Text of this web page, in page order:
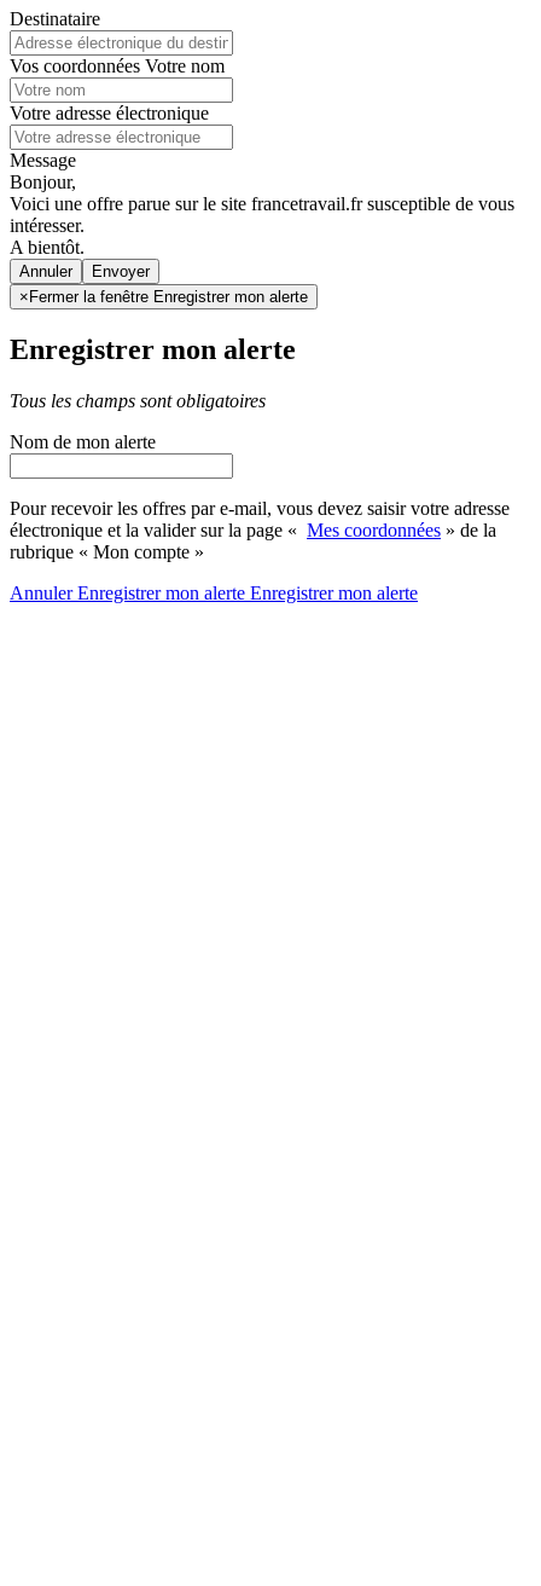
Destinataire
Vos coordonnées Votre nom
Votre adresse électronique
Message
Bonjour,
Voici une offre parue sur le site francetravail.fr susceptible de vous
intéresser.
A bientôt.
Annuler
× Fermer la fenêtre Enregistrer mon alerte
Enregistrer mon alerte
Tous les champs sont obligatoires
Nom de mon alerte
Pour recevoir les offres par e-mail, vous devez saisir votre adresse
électronique et la valider sur la page « Mes coordonnées » de la
rubrique « Mon compte »
AnnulerEnregistrer mon alerte Enregistrermon alerte